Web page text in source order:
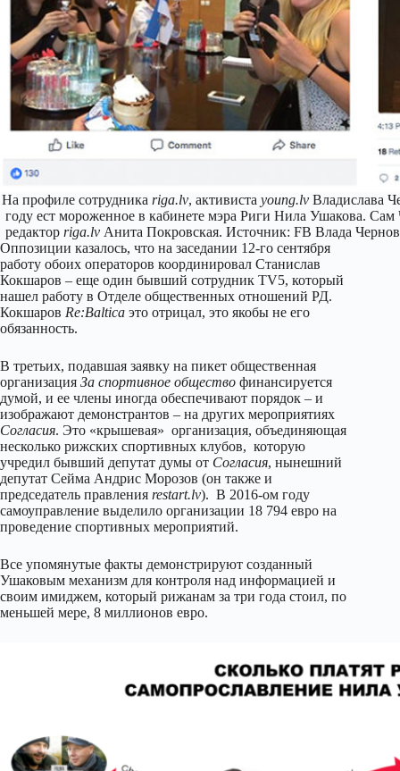
На профиле сотрудника riga.lv, активиста young.lvВладислава
году ест мороженное в кабинете мэра Риги Нила Ушакова.
редактор riga.lvАнита Покровская. Источник: FB Влада
Оппозиции казалось, что на заседании 12-го сентября
работу обоих операторов координировал Станислав
Кокшаров – еще один бывший сотрудник TV5, который
нашел работу в Отделе общественных отношений РД.
Кокшаров Re:Baltica это отрицал, это якобы не его
обязанность.
В третьих, подавшая заявку на пикет общественная
организация За спортивное общество финансируется
думой, и ее члены иногда обеспечивают порядок – и
изображают демонстрантов – на других мероприятиях
Согласия. Это «крышевая» организация, объединяющая
несколько рижских спортивных клубов, которую
учредил бывший депутат думы от Согласия, нынешний
депутат Сейма Андрис Морозов (он также и
председатель правления restart.lv). В 2016-ом году
самоуправление выделило организации 18 794 евро на
проведение спортивных мероприятий.
Все упомянутые факты демонстрируют созданный
Ушаковым механизм для контроля над информацией и
своим имиджем, который рижанам за три года стоил, по
меньшей мере, 8 миллионов евро.